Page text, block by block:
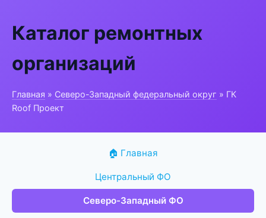
Каталог ремонтных
организаций
Главная » Северо-Западный федеральный округ » ГК
Roof Проект
🏠 Главная
Центральный ФО
Северо-Западный ФО